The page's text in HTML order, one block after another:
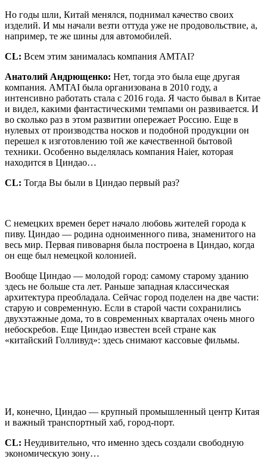
Но годы шли, Китай менялся, поднимал качество своих
изделий. И мы начали везти оттуда уже не продовольствие, а,
например, те же шины для автомобилей.
CL: Всем этим занималась компания AMTAI?
Анатолий Андрющенко: Нет, тогда это была еще другая
компания. AMTAI была организована в 2010 году, а
интенсивно работать стала с 2016 года. Я часто бывал в Китае
и видел, какими фантастическими темпами он развивается. И
во сколько раз в этом развитии опережает Россию. Еще в
нулевых от производства носков и подобной продукции он
перешел к изготовлению той же качественной бытовой
техники. Особенно выделялась компания Haier, которая
находится в Циндао…
CL: Тогда Вы были в Циндао первый раз?
С немецких времен берет начало любовь жителей города к
пиву. Циндао — родина одноименного пива, знаменитого на
весь мир. Первая пивоварня была построена в Циндао, когда
он еще был немецкой колонией.
Вообще Циндао — молодой город: самому старому зданию
здесь не больше ста лет. Раньше западная классическая
архитектура преобладала. Сейчас город поделен на две части:
старую и современную. Если в старой части сохранились
двухэтажные дома, то в современных кварталах очень много
небоскребов. Еще Циндао известен всей стране как
«китайский Голливуд»: здесь снимают кассовые фильмы.
И, конечно, Циндао — крупный промышленный центр Китая
и важный транспортный хаб, город-порт.
CL: Неудивительно, что именно здесь создали свободную
экономическую зону…